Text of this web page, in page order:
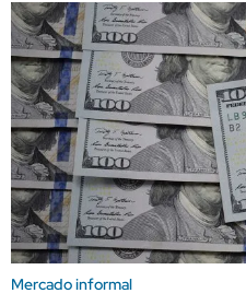
Mercado informal